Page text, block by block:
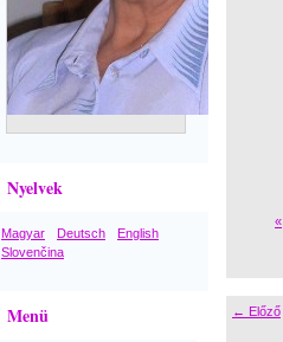
Nyelvek
Magyar Deutsch
English
Slovenčina
Menü
«
← Előző